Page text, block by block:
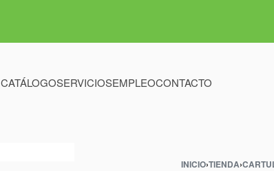
CATÁLOGOSERVICIOSEMPLEOCONTACTO
INICIO›TIENDA›